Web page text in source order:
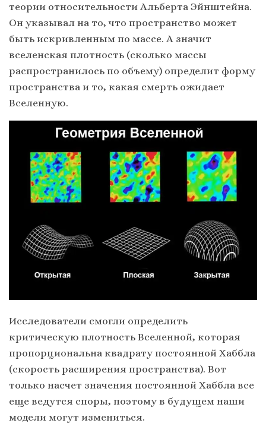
теории относительности Альберта Эйнштейна.
Он указывал на то, что пространство может
быть искривленным по массе. А значит
вселенская плотность (сколько массы
распространилось по объему) определит форму
пространства и то, какая смерть ожидает
Вселенную.
Исследователи смогли определить
критическую плотность Вселенной, которая
пропорциональна квадрату постоянной Хаббла
(скорость расширения пространства). Вот
только насчет значения постоянной Хаббла все
еще ведутся споры, поэтому в будущем наши
модели могут измениться.